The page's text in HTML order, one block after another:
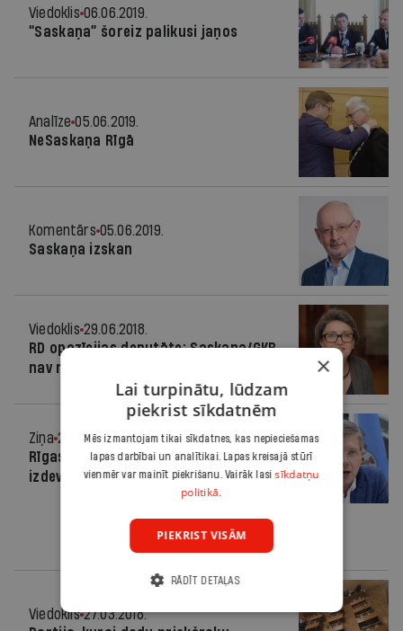
Viedoklis 06.06.2019.
“Saskaņa” šoreiz palikusi jaņos
Analīze 05.06.2019.
NeSaskaņa Rīgā
Komentārs 05.06.2019.
Saskaņa izskan
Viedoklis 29.06.2018.
RD opozīcijas deputāte: Saskaņa/GKR
nav ne sociālisti, ne demokrāti
Ziņa 27.03.2018.
Rīgas dome "pieaudzē" šāgada
izdevumus par 42,38 miljoniem eiro
Viedoklis 27.03.2018.
×
Lai turpinātu, lūdzam
piekrist sīkdatnēm
Mēs izmantojam tikai sīkdatnes, kas nepieciešamas
lapas darbībai un analītikai. Lapas kreisajā stūrī
vienmēr var mainīt piekrišanu. Vairāk lasisīkdatņu
politikā.
PIEKRIST VISĀM
RĀDĪT DETAĻAS